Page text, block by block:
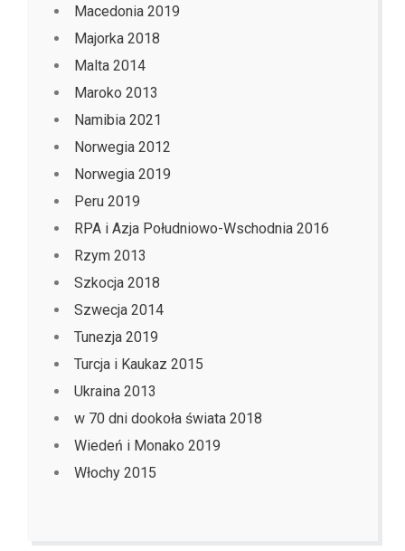
Macedonia 2019
Majorka 2018
Malta 2014
Maroko 2013
Namibia 2021
Norwegia 2012
Norwegia 2019
Peru 2019
RPA i Azja Południowo-Wschodnia 2016
Rzym 2013
Szkocja 2018
Szwecja 2014
Tunezja 2019
Turcja i Kaukaz 2015
Ukraina 2013
w 70 dni dookoła świata 2018
Wiedeń i Monako 2019
Włochy 2015